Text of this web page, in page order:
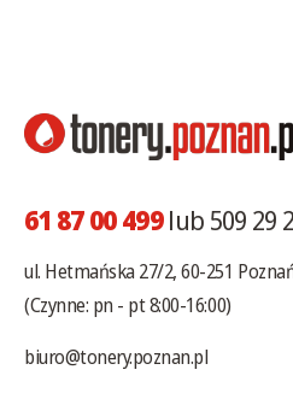
61 87 00 499lub 509 29
ul. Hetmańska 27/2, 60-251
(Czynne: pn - pt 8:00-16:00)
biuro@tonery.poznan.pl